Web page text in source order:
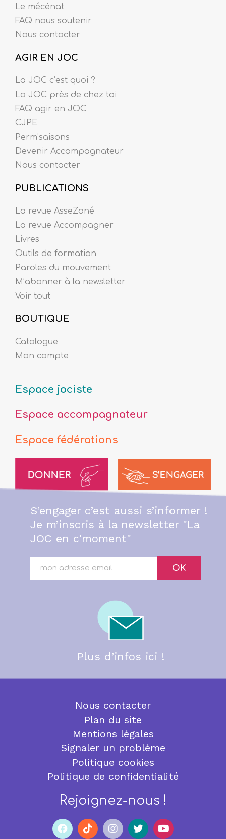
Le mécénat
FAQ nous soutenir
Nous contacter
AGIR EN JOC
La JOC c’est quoi ?
La JOC près de chez toi
FAQ agir en JOC
CJPE
Perm’saisons
Devenir Accompagnateur
Nous contacter
PUBLICATIONS
La revue AsseZoné
La revue Accompagner
Livres
Outils de formation
Paroles du mouvement
M’abonner à la newsletter
Voir tout
BOUTIQUE
Catalogue
Mon compte
Espace jociste
Espace accompagnateur
Espace fédérations
S’engager c’est aussi s’informer !
Je m’inscris à la newsletter "La
JOC en c'moment"
OK
Plus d’infos ici !
Nous contacter
Plan du site
Mentions légales
Signaler un problème
Politique cookies
Politique de confidentialité
Rejoignez-nous !